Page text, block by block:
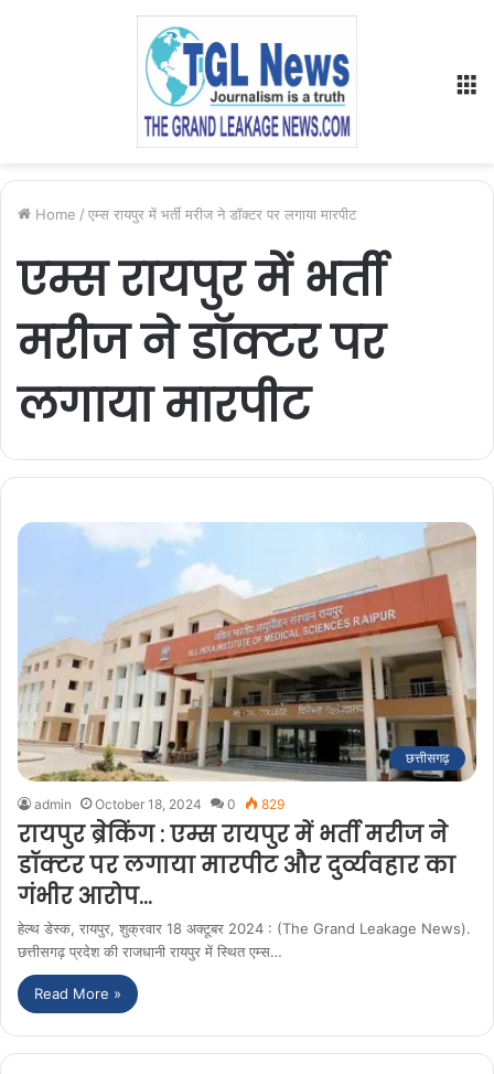
Home / एम्स रायपुर में भर्ती मरीज ने डॉक्टर पर लगाया मारपीट
एम्स रायपुर में भर्ती
मरीज ने डॉक्टर पर
लगाया मारपीट
छत्तीसगढ़
admin October 18, 2024 0 829
रायपुर ब्रेकिंग : एम्स रायपुर में भर्ती मरीज ने
डॉक्टर पर लगाया मारपीट और दुर्व्यवहार का
गंभीर आरोप…
हेल्थ डेस्क, रायपुर, शुक्रवार 18 अक्टूबर 2024 : (The Grand Leakage News).
छत्तीसगढ़ प्रदेश की राजधानी रायपुर में स्थित एम्स…
Read More »